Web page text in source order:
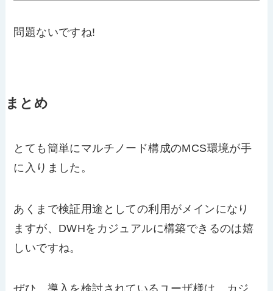
問題ないですね!
まとめ
とても簡単にマルチノード構成のMCS環境が手
に入りました。
あくまで検証用途としての利用がメインになり
ますが、DWHをカジュアルに構築できるのは嬉
しいですね。